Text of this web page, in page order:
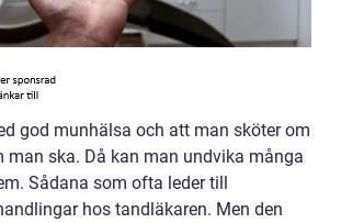
god munhälsa och att man sköter om
man ska. Då kan man undvika många
Sådana som ofta leder till
hos tandläkaren. Men den